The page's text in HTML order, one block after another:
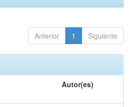
Anterior 1 Siguiente
Autor(es)